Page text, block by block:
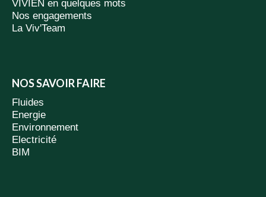
VIVIEN en quelques mots
Nos engagements
La Viv'Team
NOS SAVOIR FAIRE
Fluides
Energie
Environnement
Electricité
BIM